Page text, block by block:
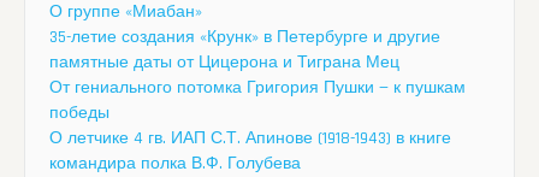
О группе «Миабан»
35-летие создания «Крунк» в Петербурге и другие
памятные даты от Цицерона и Тиграна Мец
От гениального потомка Григория Пушки — к пушкам
победы
О летчике 4 гв. ИАП С.Т. Апинове (1918-1943) в книге
командира полка В.Ф. Голубева